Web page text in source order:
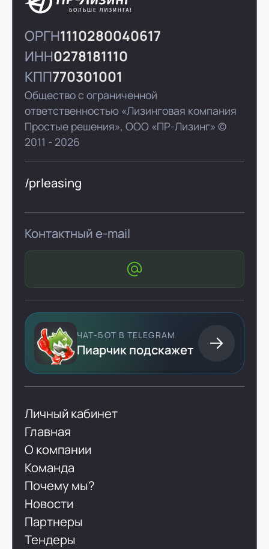
ОРГН1110280040617
ИНН0278181110
КПП770301001
Общество с ограниченной
ответственностью «Лизинговая компания
Простые решения»,ООО «ПР-Лизинг» ©
2011 - 2026
/prleasing
Контактный e-mail
ЧАТ-БОТ В TELEGRAM
Пиарчик подскажет
Личный кабинет
Главная
О компании
Команда
Почему мы?
Новости
Партнеры
Тендеры